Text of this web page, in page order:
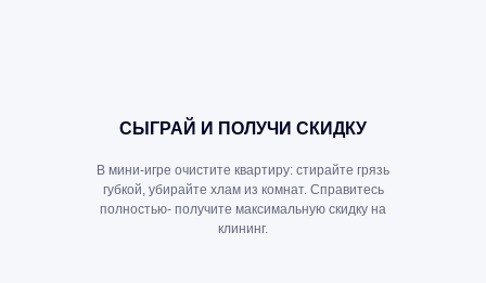
СЫГРАЙ И ПОЛУЧИ СКИДКУ
В мини-игре очистите квартиру: стирайте грязь
губкой, убирайте хлам из комнат. Справитесь
полностью- получите максимальную скидку на
клининг.